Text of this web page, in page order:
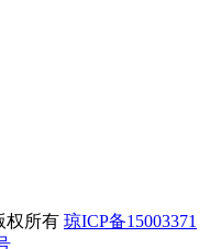
权所有 琼ICP备15003371